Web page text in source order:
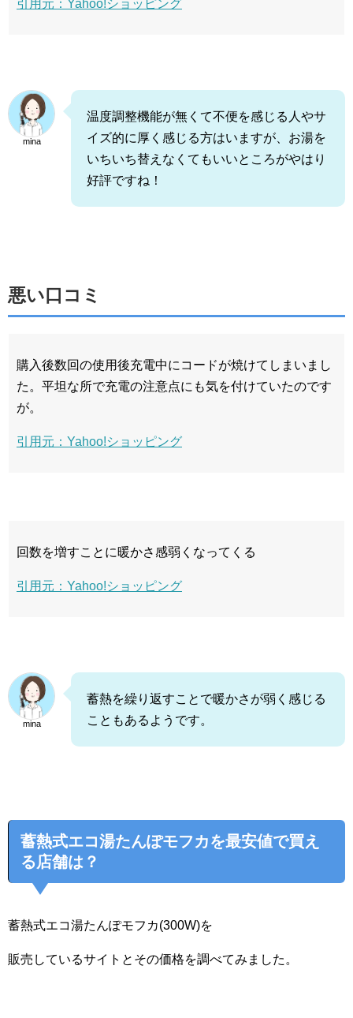
引用元：Yahoo!ショッピング
mina
温度調整機能が無くて不便を感じる人やサ
イズ的に厚く感じる方はいますが、お湯を
いちいち替えなくてもいいところがやはり
好評ですね！
悪い口コミ
購入後数回の使用後充電中にコードが焼けてしまいまし
た。平坦な所で充電の注意点にも気を付けていたのです
が。
引用元：Yahoo!ショッピング
回数を増すことに暖かさ感弱くなってくる
引用元：Yahoo!ショッピング
mina
蓄熱を繰り返すことで暖かさが弱く感じる
こともあるようです。
蓄熱式エコ湯たんぽモフカを最安値で買え
る店舗は？
蓄熱式エコ湯たんぽモフカ(300W)を
販売しているサイトとその価格を調べてみました。